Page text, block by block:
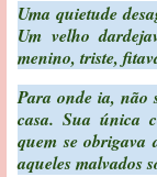
Uma quietude
Um velho
menino, triste,
Para onde ia, não
casa. Sua única
quem se obrigava
aqueles malvados